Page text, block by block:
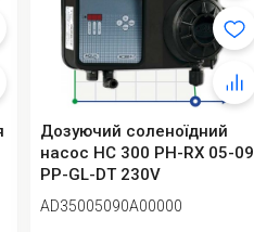
Дозуючий соленоїдний
насос HC 300 PH-RX 05-09
PP-GL-DT 230V
AD35005090A00000